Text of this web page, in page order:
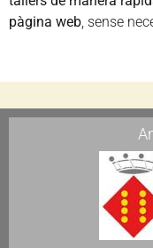
pàgina web, sense